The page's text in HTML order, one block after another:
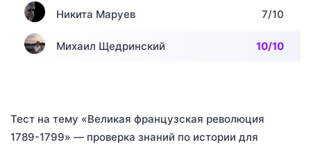
Никита Маруев 7/10
Михаил Щедринский 10/10
Тест на тему «Великая французская революция
1789-1799» — проверка знаний по истории для